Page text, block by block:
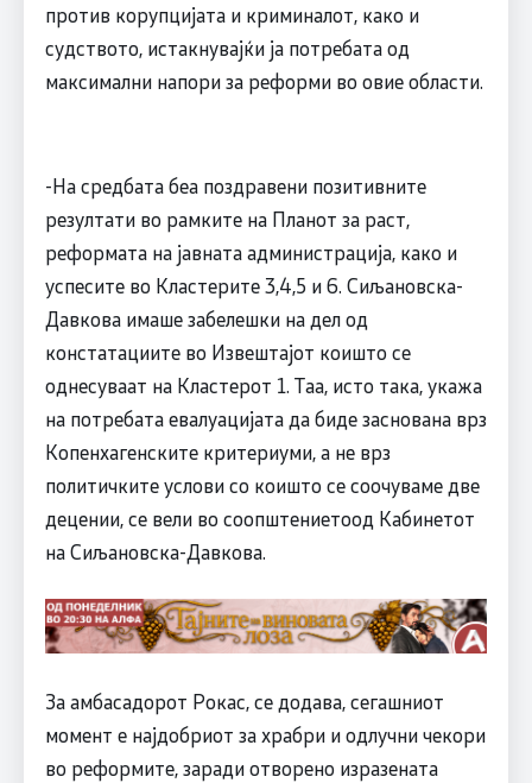
против корупцијата и криминалот, како и
судството, истакнувајќи ја потребата од
максимални напори за реформи во овие области.
-На средбата беа поздравени позитивните
резултати во рамките на Планот за раст,
реформата на јавната администрација, како и
успесите во Кластерите 3,4,5 и 6. Сиљановска-
Давкова имаше забелешки на дел од
констатациите во Извештајот коишто се
однесуваат на Кластерот 1. Таа, исто така, укажа
на потребата евалуацијата да биде заснована врз
Копенхагенските критериуми, а не врз
политичките услови со коишто се соочуваме две
децении, се вели во соопштениетоод Кабинетот
на Сиљановска-Давкова.
За амбасадорот Рокас, се додава, сегашниот
момент е најдобриот за храбри и одлучни чекори
во реформите, заради отворено изразената